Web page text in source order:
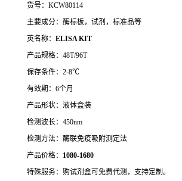
货号：KCW80114
主要成分：酶标板，试剂，标准品等
英名称： ELISA KIT
产品规格：48T/96T
保存条件：2-8℃
有效期：6个月
产品形状：液体盒装
检测波长：450nm
检测方法：酶联免疫吸附测定法
产品价格： 1080-1680
特殊服务：购试剂盒可免费代测，支持定制。